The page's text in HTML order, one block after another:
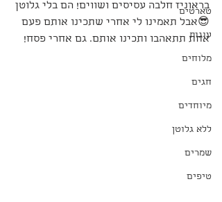
טארטים
עוגות
מלוחים
חגים
מיוחדים
ללא גלוטן
שמרים
טיפים
בראוניז חלבה עסיסים ושווים! הם בלי גלוטן
😎אבל תאמינו לי אחרי שתכינו אותם פעם
אחת תתאהבו ותכינו אותם. גם אחרי פסח!